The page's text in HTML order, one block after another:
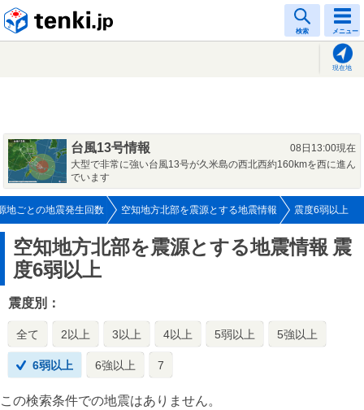
検索 メニュー
現在地
台風13号情報
08日13:00現在
大型で非常に強い台風13号が久米島の西北西約160kmを西に進ん
でいます
地ごとの地震発生回数 空知地方北部を震源とする地震情報 震度6弱以上
空知地方北部を震源とする地震情報 震
度6弱以上
震度別：
全て 2以上 3以上 4以上 5弱以上 5強以上
6弱以上 6強以上 7
この検索条件での地震はありません。